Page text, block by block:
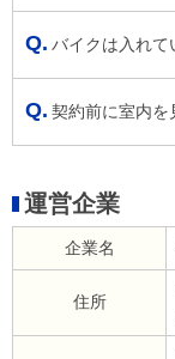
バイクは入れて
契約前に室内を
運営企業
企業名
住所